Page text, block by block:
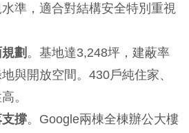
準，適合對結構安全特別重視
劃 。基地達3,248坪，建蔽率
與開放空間。430戶純住家、
。
撐。Google兩棟全棟辦公大樓